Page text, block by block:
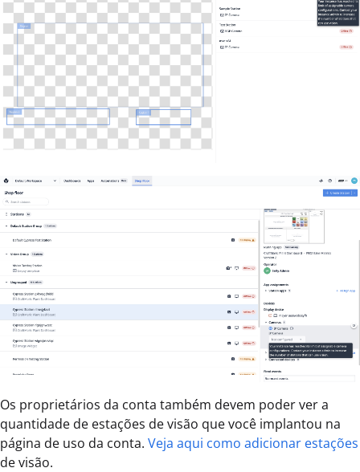
Os proprietários da conta também devem poder ver a
quantidade de estações de visão que você implantou na
página de uso da conta. Veja aqui como adicionar estações
de visão.